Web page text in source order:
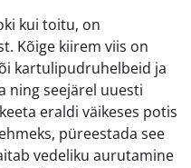
kui toitu, on
Kõige kiirem viis on
kartulipudruhelbeid ja
ning seejärel uuesti
eraldi väikeses potis
püreestada see
vedeliku aurutamine